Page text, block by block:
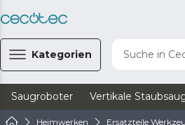
Kategorien Suche in
Saugroboter Vertikale
Heimwerken Ersatzteile